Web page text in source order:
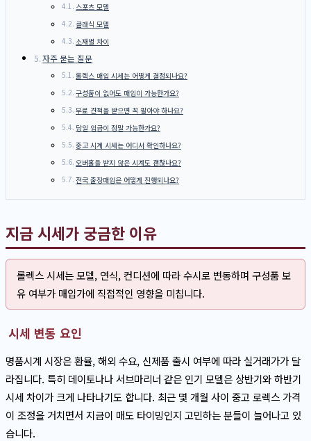
스포츠 모델
클래식 모델
소재별 차이
자주 묻는 질문
롤렉스 매입 시세는 어떻게 결정되나요?
구성품이 없어도 매입이 가능한가요?
무료 견적을 받으면 꼭 팔아야 하나요?
당일 입금이 정말 가능한가요?
중고 시계 시세는 어디서 확인하나요?
오버홀을 받지 않은 시계도 괜찮나요?
전국 출장매입은 어떻게 진행되나요?
지금 시세가 궁금한 이유
롤렉스 시세는 모델, 연식, 컨디션에 따라 수시로 변동하며 구성품 보
유 여부가 매입가에 직접적인 영향을 미칩니다.
시세 변동 요인
명품시계 시장은 환율, 해외 수요, 신제품 출시 여부에 따라 실거래가가 달
라집니다. 특히 데이토나나 서브마리너 같은 인기 모델은 상반기와 하반기
시세 차이가 크게 나타나기도 합니다. 최근 몇 개월 사이 중고 로렉스 가격
이 조정을 거치면서 지금이 매도 타이밍인지 고민하는 분들이 늘어나고 있
습니다.